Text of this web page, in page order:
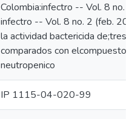
Colombia:infectro -- Vol. 8 no.
infectro -- Vol. 8 no. 2 (feb.
la actividad bactericida de;tres
comparados con elcompuesto
neutropenico
IP 1115-04-020-99